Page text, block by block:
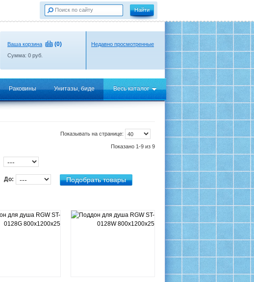
Ваша корзина (0)
Сумма: 0 руб.
Недавно просмотренные
Раковины Унитазы, биде Весь каталог
Показывать на странице:
Показано 1-9 из 9
До: